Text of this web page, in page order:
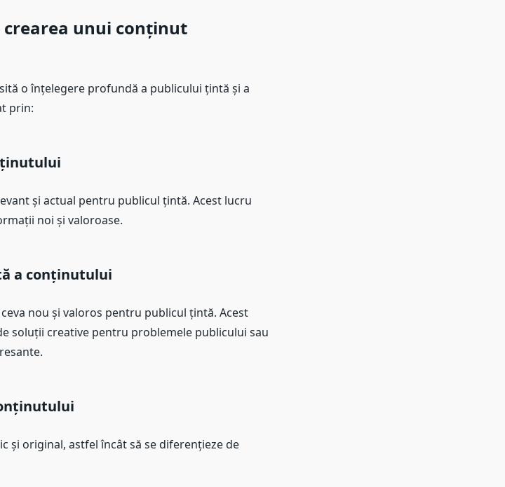
unui conținut
o înțelegere profundă a publicului țintă și a
prin:
și actual pentru publicul țintă. Acest lucru
noi și valoroase.
a conținutului
nou și valoros pentru publicul țintă. Acest
soluții creative pentru problemele publicului sau
și original, astfel încât să se diferențieze de